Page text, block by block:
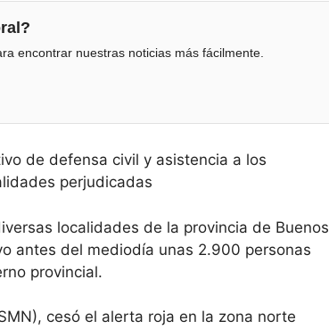
encontrar nuestras noticias más fácilmente.
de defensa civil y asistencia a los
perjudicadas
localidades de la provincia de Buenos
antes del mediodía unas 2.900 personas
provincial.
cesó el alerta roja en la zona norte